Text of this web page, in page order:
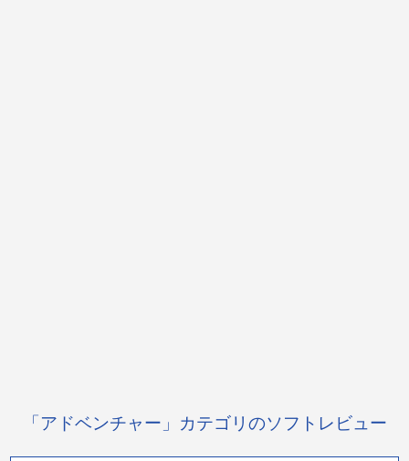
「アドベンチャー」カテゴリのソフトレビュー